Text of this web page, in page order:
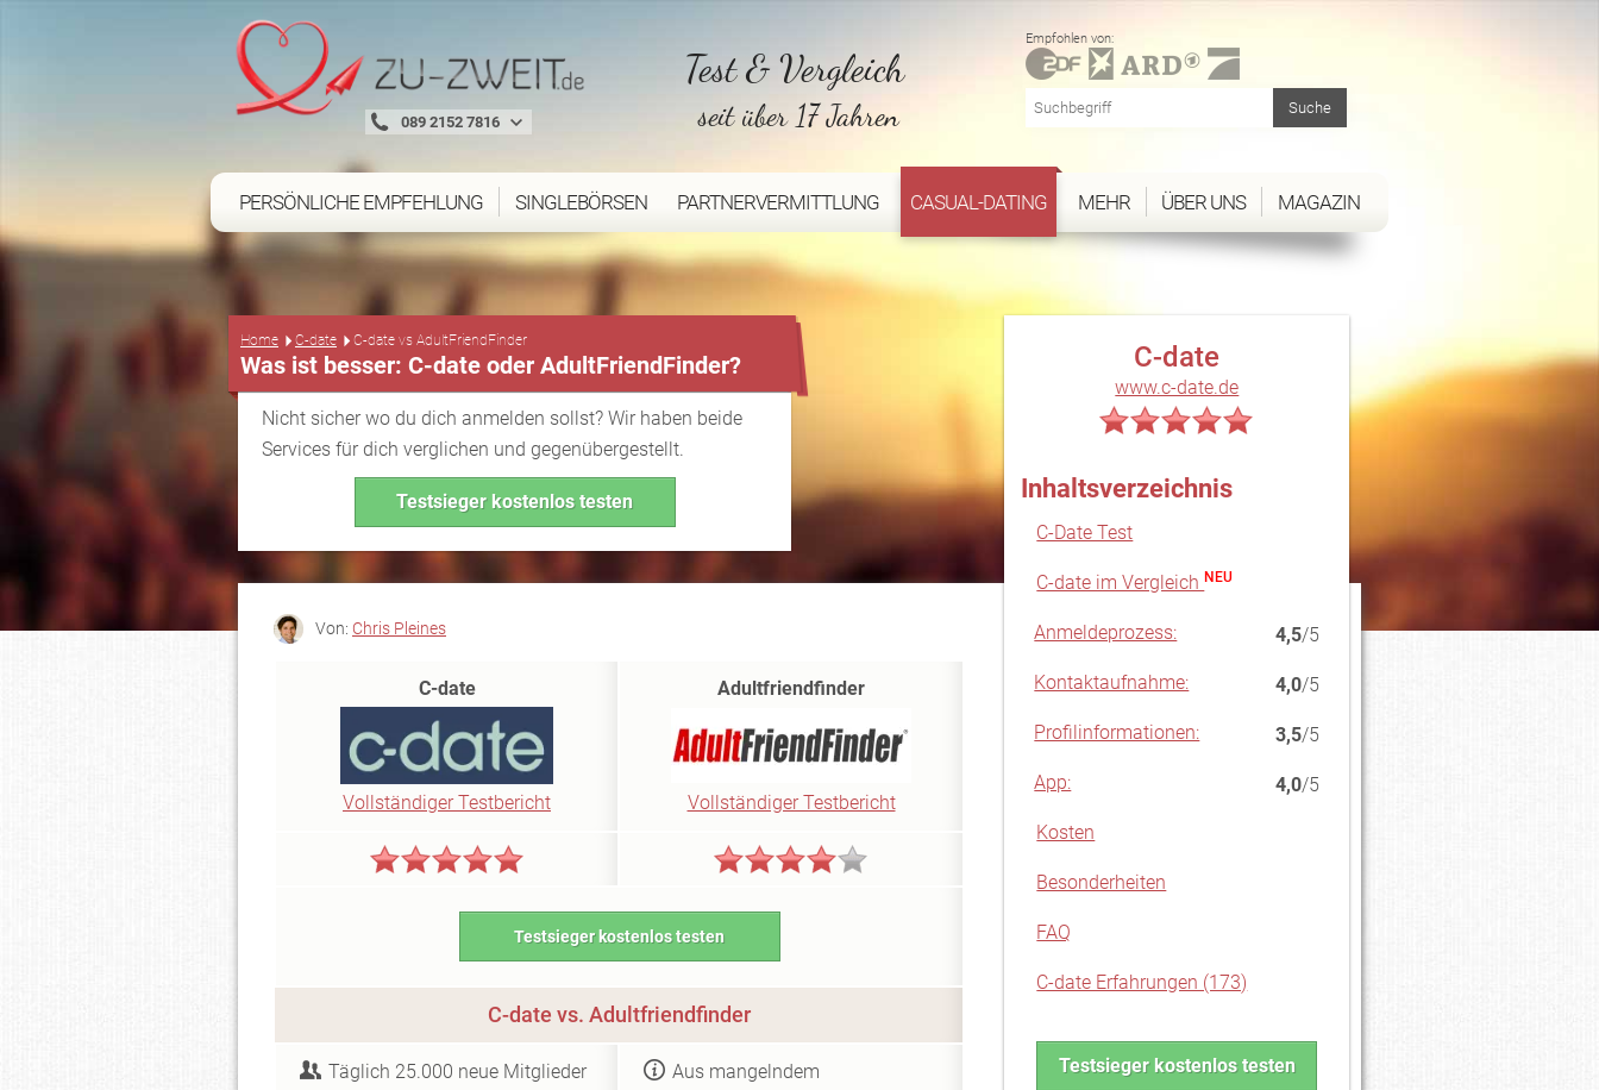
089 2152 7816
Test & Vergleich
seit über 17 Jahren
Empfohlen von:
PERSÖNLICHE EMPFEHLUNG SINGLEBÖRSEN PARTNERVERMITTLUNG CASUAL-DATING MEHR ÜBER UNS MAGAZIN
Home C-date C-date vs AdultFriendFinder
Was ist besser: C-date oder AdultFriendFinder?
Nicht sicher wo du dich anmelden sollst? Wir haben beide
Services für dich verglichen und gegenübergestellt.
Testsieger kostenlos testen
C-date
www.c-date.de
Inhaltsverzeichnis
C-Date Test
C-date im VergleichNEU
Anmeldeprozess: 4,5/5
Kontaktaufnahme: 4,0/5
Profilinformationen: 3,5/5
App: 4,0/5
Kosten
Besonderheiten
FAQ
C-date Erfahrungen (173)
Testsieger kostenlos testen
Von: Chris Pleines
C-date
Vollständiger Testbericht
Adultfriendfinder
Vollständiger Testbericht
Testsieger kostenlos testen
C-date vs. Adultfriendfinder
Täglich 25.000 neue Mitglieder
Aus mangelndem